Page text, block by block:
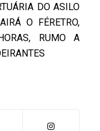
DO ASILO
O FÉRETRO,
RUMO A